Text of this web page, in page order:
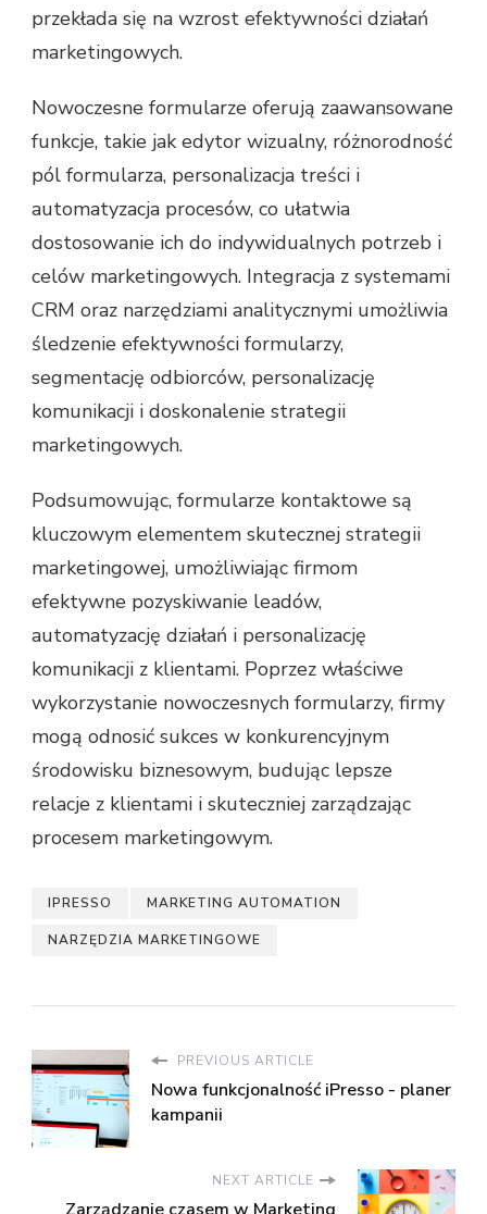
przekłada się na wzrost efektywności działań
marketingowych.
Nowoczesne formularze oferują zaawansowane
funkcje, takie jak edytor wizualny, różnorodność
pól formularza, personalizacja treści i
automatyzacja procesów, co ułatwia
dostosowanie ich do indywidualnych potrzeb i
celów marketingowych. Integracja z systemami
CRM oraz narzędziami analitycznymi umożliwia
śledzenie efektywności formularzy,
segmentację odbiorców, personalizację
komunikacji i doskonalenie strategii
marketingowych.
Podsumowując, formularze kontaktowe są
kluczowym elementem skutecznej strategii
marketingowej, umożliwiając firmom
efektywne pozyskiwanie leadów,
automatyzację działań i personalizację
komunikacji z klientami. Poprzez właściwe
wykorzystanie nowoczesnych formularzy, firmy
mogą odnosić sukces w konkurencyjnym
środowisku biznesowym, budując lepsze
relacje z klientami i skuteczniej zarządzając
procesem marketingowym.
IPRESSO MARKETING AUTOMATION
NARZĘDZIA MARKETINGOWE
PREVIOUS ARTICLE
Nowa funkcjonalność iPresso - planer
kampanii
NEXT ARTICLE